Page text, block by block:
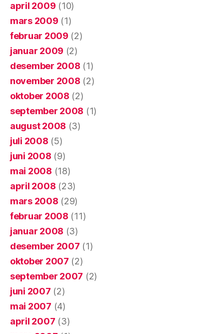
april 2009 (10)
mars 2009 (1)
februar 2009 (2)
januar 2009 (2)
desember 2008 (1)
november 2008 (2)
oktober 2008 (2)
september 2008 (1)
august 2008 (3)
juli 2008 (5)
juni 2008 (9)
mai 2008 (18)
april 2008 (23)
mars 2008 (29)
februar 2008 (11)
januar 2008 (3)
desember 2007 (1)
oktober 2007 (2)
september 2007 (2)
juni 2007 (2)
mai 2007 (4)
april 2007 (3)